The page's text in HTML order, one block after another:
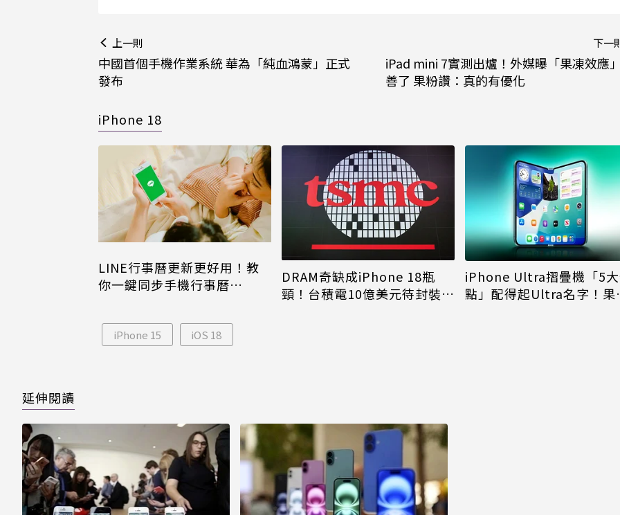
上一則
中國首個手機作業系統 華為「純血鴻蒙」正式
發布
下一
iPad mini 7實測出爐！外媒曝「果凍效應
善了 果粉讚：真的有優化
iPhone 18
LINE行事曆更新更好用！教
你一鍵同步手機行事曆
DRAM奇缺成iPhone 18瓶
頸！台積電10億美元待封裝晶
iPhone Ultra摺疊機「5
點」配得起Ultra名字！果
iPhone 15 iOS 18
延伸閱讀